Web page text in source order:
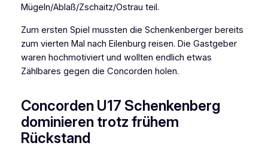
Mügeln/Ablaß/Zschaitz/Ostrau teil.
Zum ersten Spiel mussten die Schenkenberger bereits
zum vierten Mal nach Eilenburg reisen. Die Gastgeber
waren hochmotiviert und wollten endlich etwas
Zählbares gegen die Concorden holen.
Concorden U17 Schenkenberg
dominieren trotz frühem
Rückstand